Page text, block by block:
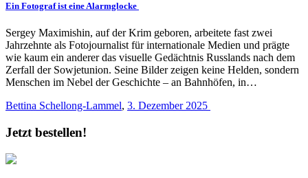
Ein Fotograf ist eine Alarmglocke
Sergey Maximishin, auf der Krim geboren, arbeitete fast zwei
Jahrzehnte als Fotojournalist für internationale Medien und prägte
wie kaum ein anderer das visuelle Gedächtnis Russlands nach dem
Zerfall der Sowjetunion. Seine Bilder zeigen keine Helden, sondern
Menschen im Nebel der Geschichte – an Bahnhöfen, in…
Bettina Schellong-Lammel, 3. Dezember 2025
Jetzt bestellen!